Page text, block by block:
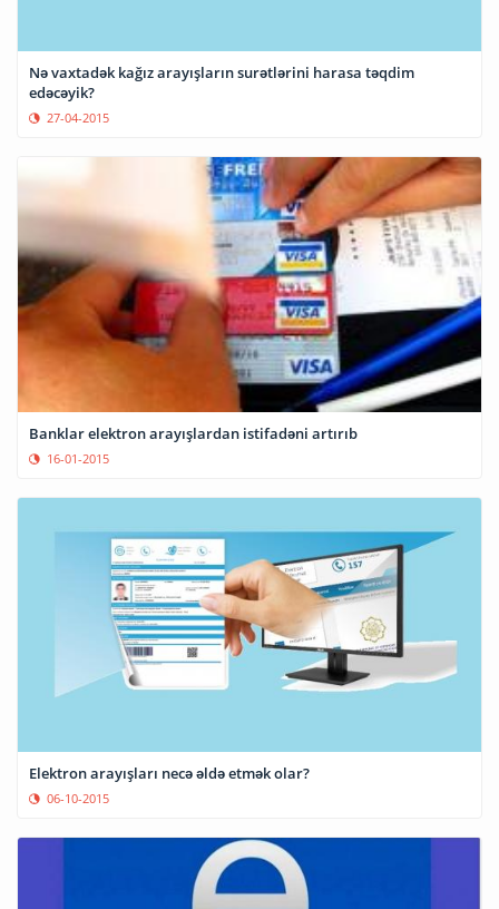
Nə vaxtadək kağız arayışların surətlərini harasa təqdim
edəcəyik?
27-04-2015
Banklar elektron arayışlardan istifadəni artırıb
16-01-2015
Elektron arayışları necə əldə etmək olar?
06-10-2015